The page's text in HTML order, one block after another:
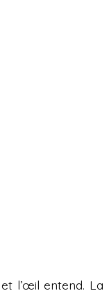
l’œil entend. La